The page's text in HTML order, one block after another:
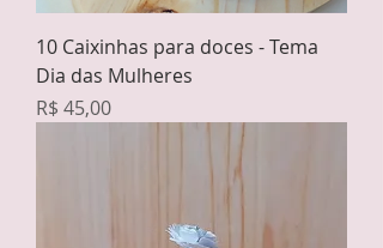
10 Caixinhas para doces - Tema
Dia das Mulheres
Preço
R$ 45,00